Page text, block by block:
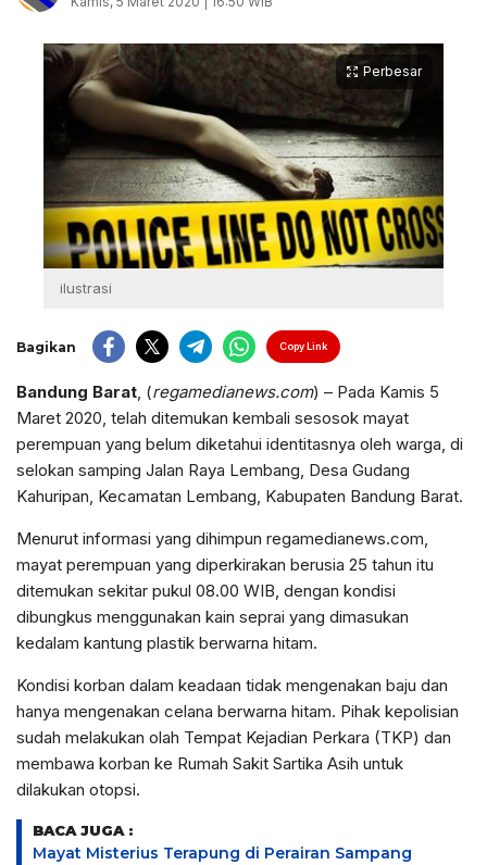
Perbesar
ilustrasi
Bagikan Copy Link
Bandung Barat, (regamedianews.com) – Pada Kamis 5
Maret 2020, telah ditemukan kembali sesosok mayat
perempuan yang belum diketahui identitasnya oleh warga, di
selokan samping Jalan Raya Lembang, Desa Gudang
Kahuripan, Kecamatan Lembang, Kabupaten Bandung Barat.
Menurut informasi yang dihimpun regamedianews.com,
mayat perempuan yang diperkirakan berusia 25 tahun itu
ditemukan sekitar pukul 08.00 WIB, dengan kondisi
dibungkus menggunakan kain seprai yang dimasukan
kedalam kantung plastik berwarna hitam.
Kondisi korban dalam keadaan tidak mengenakan baju dan
hanya mengenakan celana berwarna hitam. Pihak kepolisian
sudah melakukan olah Tempat Kejadian Perkara (TKP) dan
membawa korban ke Rumah Sakit Sartika Asih untuk
dilakukan otopsi.
BACA JUGA :
Mayat Misterius Terapung di Perairan Sampang